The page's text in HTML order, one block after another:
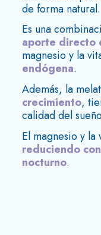
de forma natural.
Es una
aporte directo
magnesio y la
endógena.
Además, la
crecimiento,
calidad del
El magnesio y la
reduciendo
nocturno.